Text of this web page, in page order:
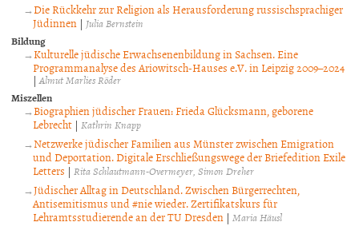
Die Rückkehr zur Religion als Herausforderung russischsprachiger
Jüdinnen | Julia Bernstein
Bildung
Kulturelle jüdische Erwachsenenbildung in Sachsen. Eine
Programmanalyse des Ariowitsch-Hauses e.V. in Leipzig 2009–2024
|Almut Marlies Röder
Miszellen
Biographien jüdischer Frauen: Frieda Glücksmann, geborene
Lebrecht | Kathrin Knapp
Netzwerke jüdischer Familien aus Münster zwischen Emigration
und Deportation. Digitale Erschließungswege der Briefedition Exile
Letters | Rita Schlautmann-Overmeyer Simon Dreher
Jüdischer Alltag in Deutschland. Zwischen Bürgerrechten,
Antisemitismus und #nie wieder. Zertifikatskurs für
Lehramtsstudierende an der TU Dresden | Maria Häusl